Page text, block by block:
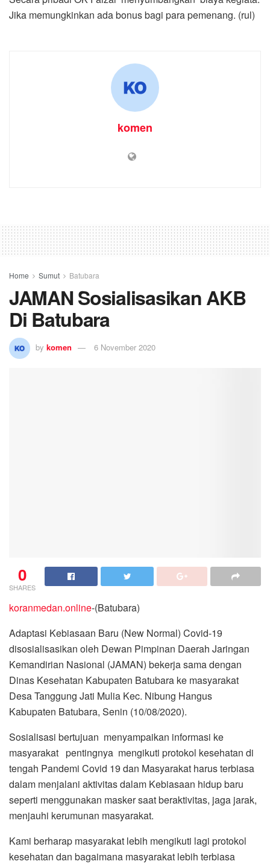
Jika memungkinkan ada bonus bagi para pemenang. (rul)
komen
Home Sumut Batubara
JAMAN Sosialisasikan AKB
Di Batubara
by komen 6 November 2020
0
SHARES
koranmedan.online-(Batubara)
Adaptasi Kebiasaan Baru (New Normal) Covid-19
disosialisasikan oleh Dewan Pimpinan Daerah Jaringan
Kemandirian Nasional (JAMAN) bekerja sama dengan
Dinas Kesehatan Kabupaten Batubara ke masyarakat
Desa Tanggung Jati Mulia Kec. Nibung Hangus
Kabupaten Batubara, Senin (10/08/2020).
Sosialisasi bertujuan menyampaikan informasi ke
masyarakat pentingnya mengikuti protokol kesehatan di
tengah Pandemi Covid 19 dan Masyarakat harus terbiasa
dalam menjalani aktivitas dalam Kebiasaan hidup baru
seperti menggunakan masker saat beraktivitas, jaga jarak,
menjauhi kerumunan masyarakat.
Kami berharap masyarakat lebih mengikuti lagi protokol
kesehatan dan bagaimana masyarakat lebih terbiasa